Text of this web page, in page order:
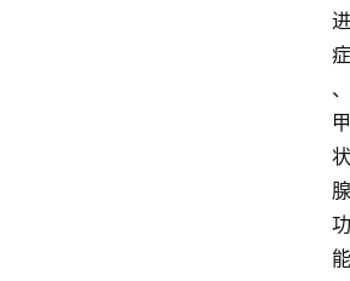
进
症
、
甲
状
腺
功
能